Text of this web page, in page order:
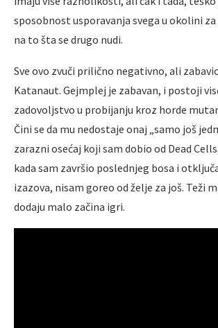
sposobnost usporavanja svega u okolini
na to šta se drugo nudi.
Sve ovo zvuči prilično negativno, ali
Katanaut. Gejmplej je zabavan, i postoji
zadovoljstvo u probijanju kroz horde
Čini se da mu nedostaje onaj „samo još
zarazni osećaj koji sam dobio od Dead
kada sam završio poslednjeg bosa i
izazova, nisam goreo od želje za još. Teži
dodaju malo začina igri.